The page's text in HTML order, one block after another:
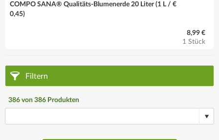
COMPO SANA® Qualitäts-Blumenerde 20 Liter (1 L / €
0,45)
8,99 €
1 Stück
Filtern
386 von 386 Produkten